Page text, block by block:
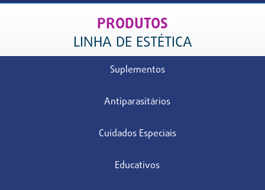
PRODUTOS
LINHA DE ESTÉTICA
Suplementos
Antiparasitários
Cuidados Especiais
Educativos